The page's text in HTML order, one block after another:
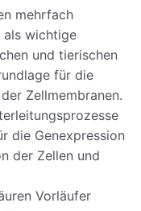
mehrfach
als wichtige
und tierischen
für die
Zellmembranen.
die Genexpression
der Zellen und
Vorläufer